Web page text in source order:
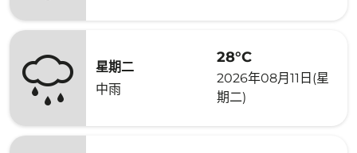
星期二
中雨
28°C
2026年08月11日(星
期二)